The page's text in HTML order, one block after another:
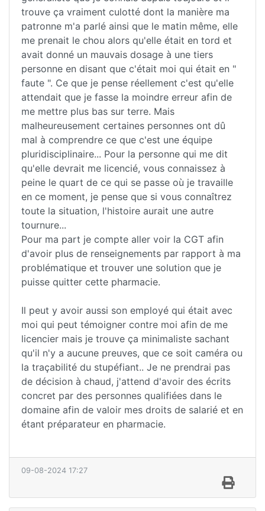
trouve ça vraiment culotté dont la manière ma
patronne m'a parlé ainsi que le matin même, elle
me prenait le chou alors qu'elle était en tord et
avait donné un mauvais dosage à une tiers
personne en disant que c'était moi qui était en "
faute ". Ce que je pense réellement c'est qu'elle
attendait que je fasse la moindre erreur afin de
me mettre plus bas sur terre. Mais
malheureusement certaines personnes ont dû
mal à comprendre ce que c'est une équipe
pluridisciplinaire... Pour la personne qui me dit
qu'elle devrait me licencié, vous connaissez à
peine le quart de ce qui se passe où je travaille
en ce moment, je pense que si vous connaîtrez
toute la situation, l'histoire aurait une autre
tournure...
Pour ma part je compte aller voir la CGT afin
d'avoir plus de renseignements par rapport à ma
problématique et trouver une solution que je
puisse quitter cette pharmacie.
Il peut y avoir aussi son employé qui était avec
moi qui peut témoigner contre moi afin de me
licencier mais je trouve ça minimaliste sachant
qu'il n'y a aucune preuves, que ce soit caméra ou
la traçabilité du stupéfiant.. Je ne prendrai pas
de décision à chaud, j'attend d'avoir des écrits
concret par des personnes qualifiées dans le
domaine afin de valoir mes droits de salarié et en
étant préparateur en pharmacie.
09-08-2024 17:27